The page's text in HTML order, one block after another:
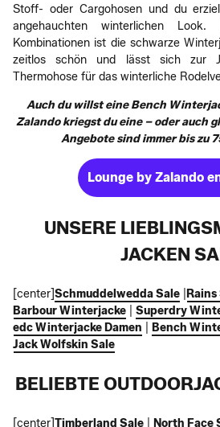
Stoff- oder Cargohosen und du
angehauchten winterlichen
Kombinationen ist die schwarze
zeitlos schön und lässt sich zur
Thermohose für das winterliche
Auch du willst eine Bench
Zalando kriegst du eine – oder auch
Angebote sind immer bis zu
Lounge by Zalando
UNSERE
JACKEN
[center]Schmuddelwedda Sale Rains
Barbour Winterjacke
Superdry
edc Winterjacke Damen
Bench
Jack Wolfskin Sale
BELIEBTE
[center]Timberland Sale North Face